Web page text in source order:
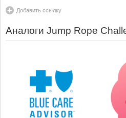
Добавить ссылку
Аналоги Jump Rope